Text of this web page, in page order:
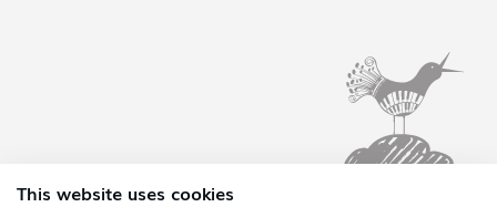
This website uses cookies